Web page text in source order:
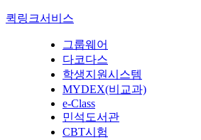
퀵링크서비스
그룹웨어
다코다스
학생지원시스템
MYDEX(비교과)
e-Class
민석도서관
CBT시험